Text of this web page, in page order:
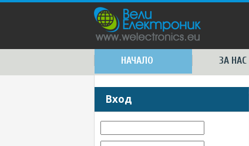
НАЧАЛО ЗА НАС
Вход